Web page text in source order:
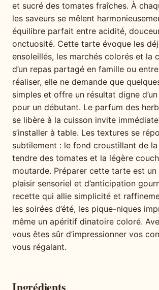
et sucré des tomates fraîches. À
les saveurs se mêlent
équilibre parfait entre acidité,
onctuosité. Cette tarte évoque les
ensoleillés, les marchés colorés et la
d’un repas partagé en famille ou
réaliser, elle ne demande que
simples et offre un résultat digne
pour un débutant. Le parfum des
se libère à la cuisson invite
s’installer à table. Les textures se
subtilement : le fond croustillant de
tendre des tomates et la légère
moutarde. Préparer cette tarte est
plaisir sensoriel et d’anticipation
recette qui allie simplicité et
les soirées d’été, les pique-niques
même un apéritif dinatoire coloré.
vous êtes sûr d’impressionner vos
vous régalant.